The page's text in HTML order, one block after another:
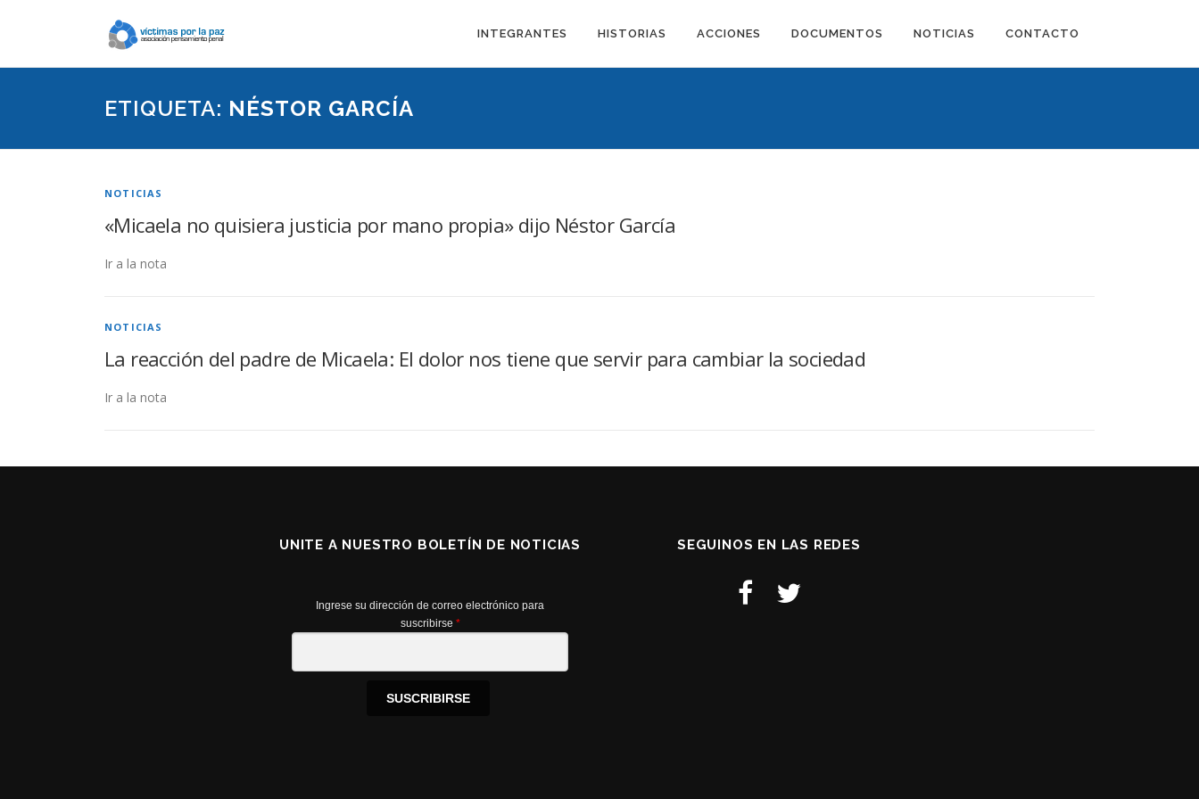
INTEGRANTES HISTORIAS ACCIONES DOCUMENTOS NOTICIAS CONTACTO
ETIQUETA: NÉSTOR GARCÍA
NOTICIAS
«Micaela no quisiera justicia por mano propia» dijo Néstor García
Ir a la nota
NOTICIAS
La reacción del padre de Micaela: El dolor nos tiene que servir para cambiar la sociedad
Ir a la nota
UNITE A NUESTRO BOLETÍN DE NOTICIAS
Ingrese su dirección de correo electrónico para
suscribirse *
SUSCRIBIRSE
SEGUINOS EN LAS REDES